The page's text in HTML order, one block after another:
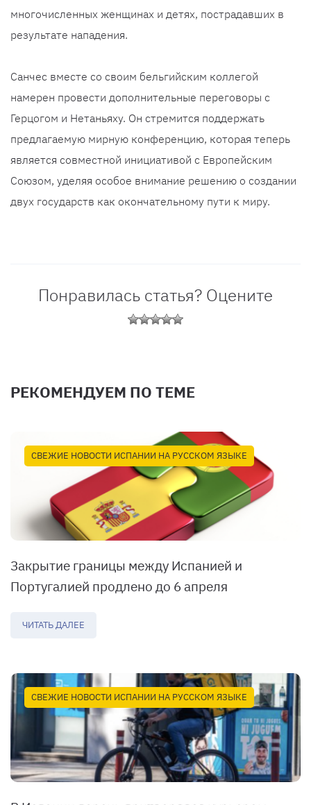
многочисленных женщинах и детях, пострадавших в
результате нападения.
Санчес вместе со своим бельгийским коллегой
намерен провести дополнительные переговоры с
Герцогом и Нетаньяху. Он стремится поддержать
предлагаемую мирную конференцию, которая теперь
является совместной инициативой с Европейским
Союзом, уделяя особое внимание решению о создании
двух государств как окончательному пути к миру.
Понравилась статья? Оцените
РЕКОМЕНДУЕМ ПО ТЕМЕ
СВЕЖИЕ НОВОСТИ ИСПАНИИ НА РУССКОМ ЯЗЫКЕ
Закрытие границы между Испанией и
Португалией продлено до 6 апреля
ЧИТАТЬ ДАЛЕЕ
СВЕЖИЕ НОВОСТИ ИСПАНИИ НА РУССКОМ ЯЗЫКЕ